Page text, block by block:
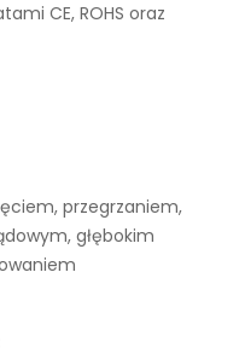
CE, ROHS oraz
przegrzaniem,
głębokim